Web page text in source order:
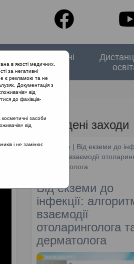
Спеціальні
випуски
Проведені заходи
SHDM.info | Від екземи до
алгоритм взаємодії
та дерматолога
Від екземи до
інфекції:
взаємодії
отоларинголога
дерматолога
в якості медичних,
за негативні
є рекламою та не
Документація з
від
до фахівців-
засоби
від
і не замінює